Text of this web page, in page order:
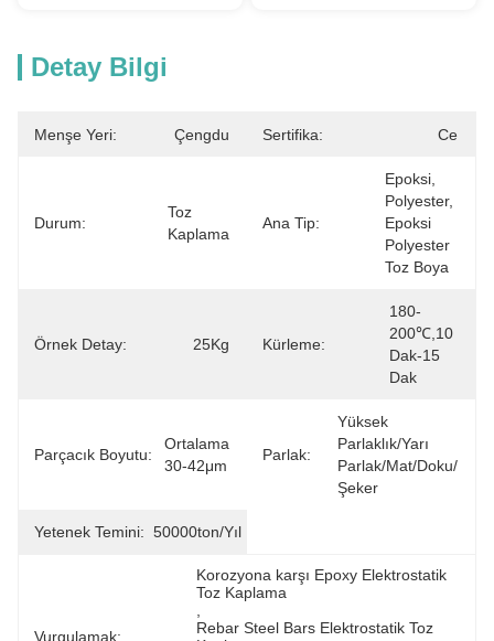
Detay Bilgi
Menşe Yeri: Çengdu Sertifika: Ce
Durum:
Toz
Kaplama
Ana Tip:
Epoksi,
Polyester,
Epoksi
Polyester
Toz Boya
Örnek Detay: 25Kg Kürleme:
180-
200℃,10
Dak-15
Dak
Parçacık Boyutu:
Ortalama
30-42μm
Parlak:
Yüksek
Parlaklık/yarı
Parlak/mat/doku/
Şeker
Yetenek Temini: 50000ton/yıl
Vurgulamak:
Korozyona karşı Epoxy Elektrostatik
Toz Kaplama
Rebar Steel Bars Elektrostatik Toz